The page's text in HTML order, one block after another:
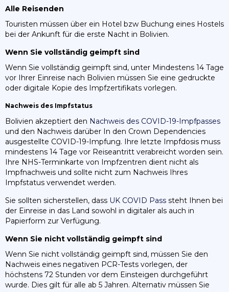
Alle Reisenden
Touristen müssen über ein Hotel bzw Buchung eines Hostels
bei der Ankunft für die erste Nacht in Bolivien.
Wenn Sie vollständig geimpft sind
Wenn Sie vollständig geimpft sind, unter Mindestens 14 Tage
vor Ihrer Einreise nach Bolivien müssen Sie eine gedruckte
oder digitale Kopie des Impfzertifikats vorlegen.
Nachweis des Impfstatus
Bolivien akzeptiert den Nachweis des COVID-19-Impfpasses
und den Nachweis darüber In den Crown Dependencies
ausgestellte COVID-19-Impfung. Ihre letzte Impfdosis muss
mindestens 14 Tage vor Reiseantritt verabreicht worden sein.
Ihre NHS-Terminkarte von Impfzentren dient nicht als
Impfnachweis und sollte nicht zum Nachweis Ihres
Impfstatus verwendet werden.
Sie sollten sicherstellen, dass UK COVID Pass steht Ihnen bei
der Einreise in das Land sowohl in digitaler als auch in
Papierform zur Verfügung.
Wenn Sie nicht vollständig geimpft sind
Wenn Sie nicht vollständig geimpft sind, müssen Sie den
Nachweis eines negativen PCR-Tests vorlegen, der
höchstens 72 Stunden vor dem Einsteigen durchgeführt
wurde. Dies gilt für alle ab 5 Jahren. Alternativ müssen Sie